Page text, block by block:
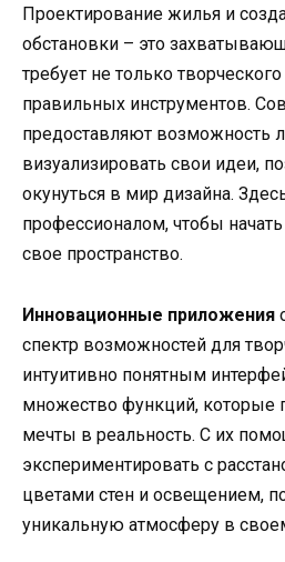
Проектирование жилья и
обстановки – это
требует не только
правильных инструментов.
предоставляют возможность
визуализировать свои идеи,
окунуться в мир дизайна.
профессионалом, чтобы
свое пространство.
Инновационные приложения
спектр возможностей для
интуитивно понятным
множество функций, которые
мечты в реальность. С их
экспериментировать с
цветами стен и освещением,
уникальную атмосферу в